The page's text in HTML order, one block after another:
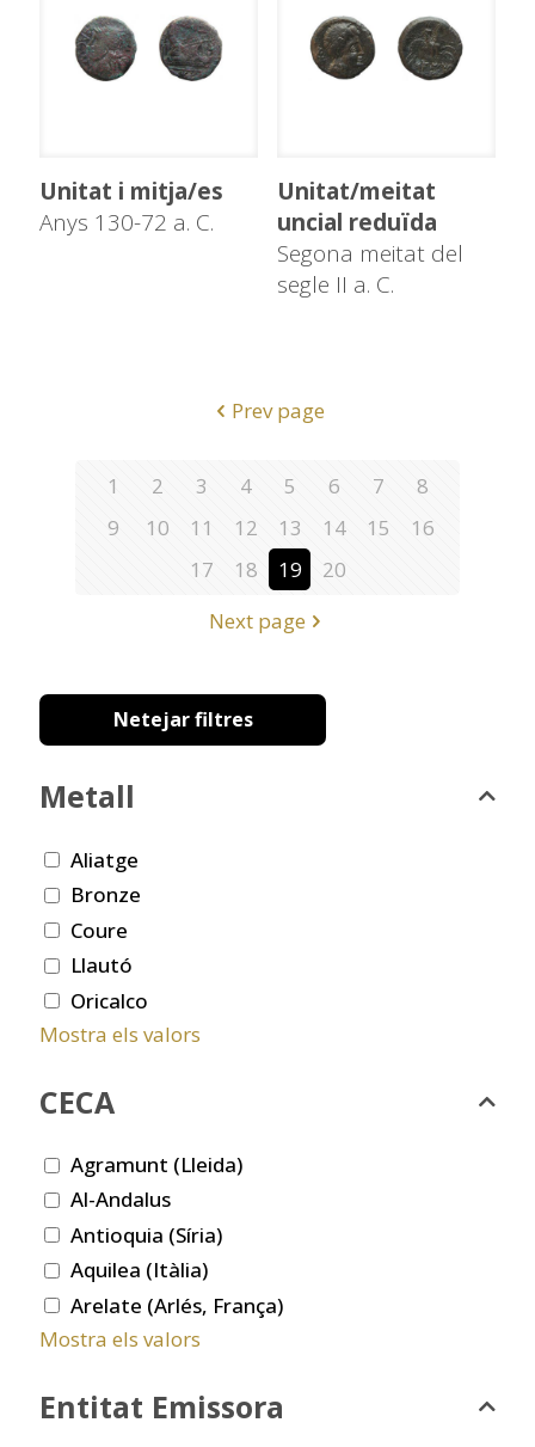
Unitat i mitja/es
Anys 130-72 a. C.
Unitat/meitat
uncial reduïda
Segona meitat del
segle II a. C.
Prev page
1 2 3 4 5 6 7
8
9
10 11 12 13 14 15
16
17
18 19
20
Next page
Netejar filtres
Metall
Aliatge
Bronze
Coure
Llautó
Oricalco
Mostra els valors
CECA
Agramunt (Lleida)
Al-Andalus
Antioquia (Síria)
Aquilea (Itàlia)
Arelate (Arlés, França)
Mostra els valors
Entitat Emissora